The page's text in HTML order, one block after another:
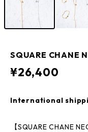
SQUARE CHANE
¥26,400
International
【SQUARE CHANE